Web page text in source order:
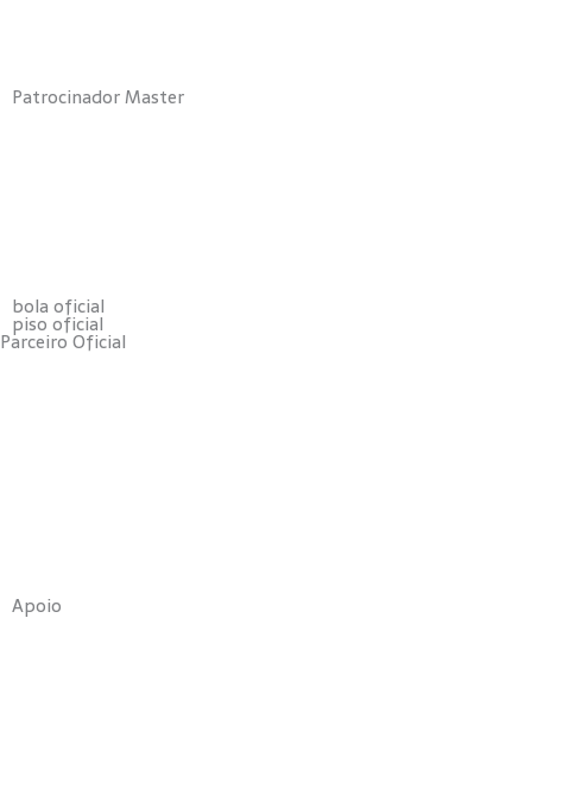
Patrocinador Master
bola oficial
piso oficial
Parceiro Oficial
Apoio